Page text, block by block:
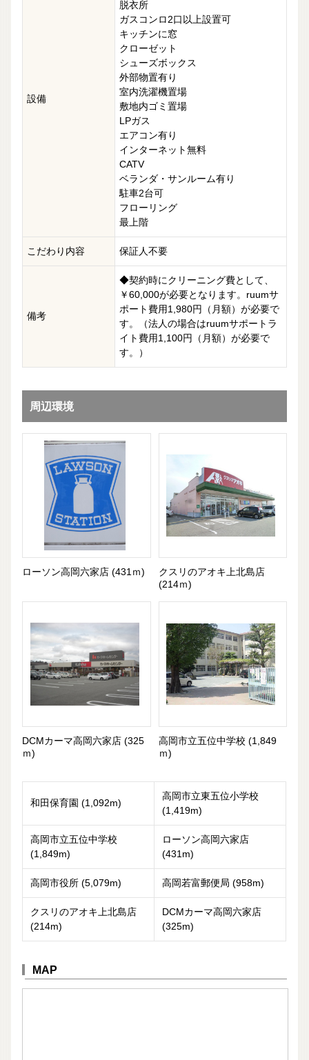
設備
脱衣所
ガスコンロ2口以上設置可
キッチンに窓
クローゼット
シューズボックス
外部物置有り
室内洗濯機置場
敷地内ゴミ置場
LPガス
エアコン有り
インターネット無料
CATV
ベランダ・サンルーム有り
駐車2台可
フローリング
最上階
こだわり内容 保証人不要
備考
◆契約時にクリーニング費として、
￥60,000が必要となります。ruumサ
ポート費用1,980円（月額）が必要で
す。（法人の場合はruumサポートラ
イト費用1,100円（月額）が必要で
す。）
周辺環境
ローソン高岡六家店 (431ｍ)
クスリのアオキ上北島店
(214ｍ)
DCMカーマ高岡六家店 (325
ｍ)
高岡市立五位中学校 (1,849
ｍ)
和田保育園 (1,092m)
高岡市立東五位小学校
(1,419m)
高岡市立五位中学校
(1,849m)
ローソン高岡六家店
(431m)
高岡市役所 (5,079m) 高岡若富郵便局 (958m)
クスリのアオキ上北島店
(214m)
DCMカーマ高岡六家店
(325m)
MAP